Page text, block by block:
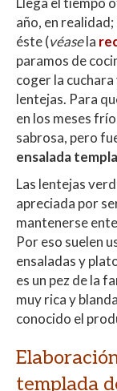
año, en
éste (véasela
paramos de
coger la
lentejas. Para
en los meses
sabrosa, pero
ensalada
Las lentejas
apreciada por
mantenerse
Por eso suelen
ensaladas y
es un pez de la
muy rica y
conocido el
templada